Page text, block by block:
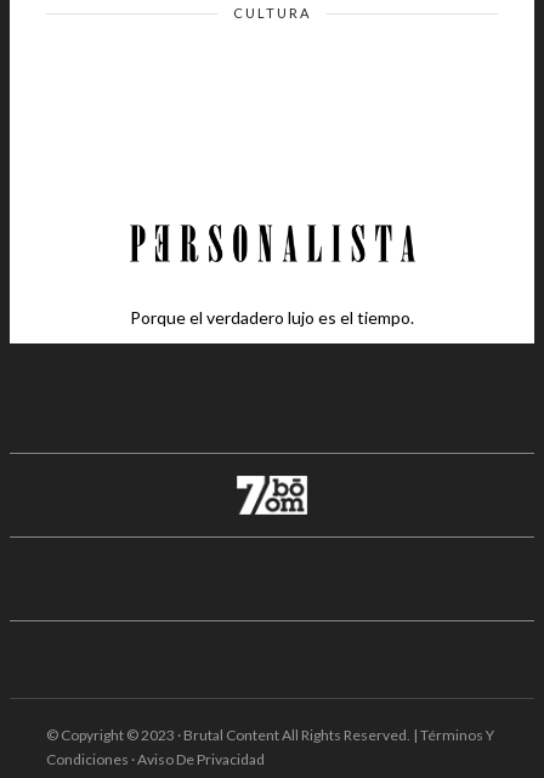
CULTURA
Porque el verdadero lujo es el tiempo.
© Copyright © 2023 · Brutal Content All Rights Reserved. | Términos Y
Condiciones · Aviso De Privacidad